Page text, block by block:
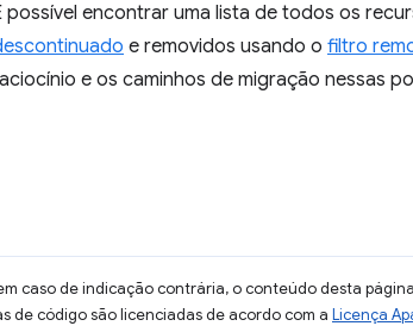
possível encontrar uma lista de todos os
e removidos usando o filtro
e os caminhos de migração nessas
caso de indicação contrária, o conteúdo desta
de código são licenciadas de acordo com a Licença